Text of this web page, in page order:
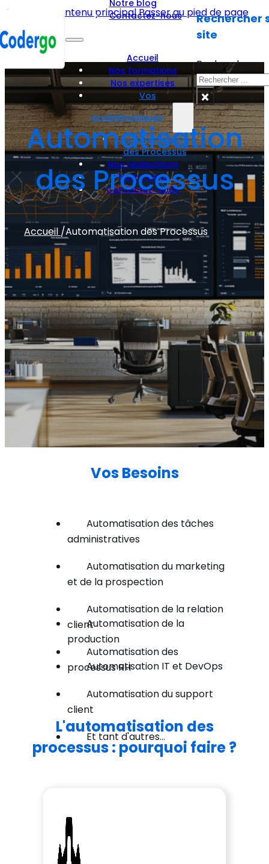
Passer au contenu principalPasser au pied de page
Notre blog
Contactez-nous
Accueil
Nos formations
Nos expertises
Vos
problématiques
Automatisation
des Processus
Nos réalisations
Notre blog
Contactez-nous
Rechercher
site
Rechercher
×
Automatisation
des Processus
Accueil /Automatisation des Processus
Vos Besoins
Automatisation des tâches
administratives
Automatisation du marketing
et de la prospection
Automatisation de la relation
client
Automatisation des
processus RH
Automatisation de la
production
Automatisation IT et DevOps
Automatisation du support
client
Et tant d'autres...
L'automatisation des
processus : pourquoi faire ?